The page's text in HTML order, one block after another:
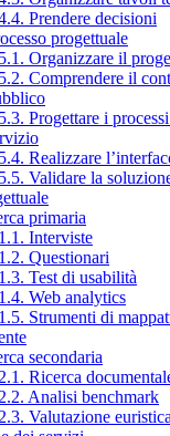
Prendere decisioni
progettuale
Organizzare il
Comprendere il
Progettare i
Realizzare
Validare la
primaria
Interviste
Questionari
Test di usabilità
Web analytics
Strumenti di
secondaria
Ricerca
Analisi benchmark
Valutazione euristica